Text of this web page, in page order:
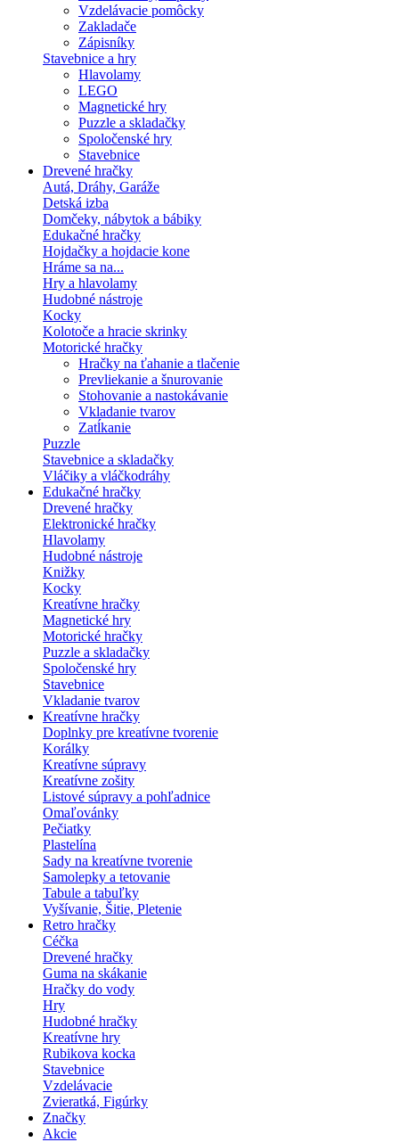
Vzdelávacie pomôcky
Zakladače
Zápisníky
Stavebnice a hry
Hlavolamy
LEGO
Magnetické hry
Puzzle a skladačky
Spoločenské hry
Stavebnice
Drevené hračky
Autá, Dráhy, Garáže
Detská izba
Domčeky, nábytok a bábiky
Edukačné hračky
Hojdačky a hojdacie kone
Hráme sa na...
Hry a hlavolamy
Hudobné nástroje
Kocky
Kolotoče a hracie skrinky
Motorické hračky
Hračky na ťahanie a tlačenie
Prevliekanie a šnurovanie
Stohovanie a nastokávanie
Vkladanie tvarov
Zatĺkanie
Puzzle
Stavebnice a skladačky
Vláčiky a vláčkodráhy
Edukačné hračky
Drevené hračky
Elektronické hračky
Hlavolamy
Hudobné nástroje
Knižky
Kocky
Kreatívne hračky
Magnetické hry
Motorické hračky
Puzzle a skladačky
Spoločenské hry
Stavebnice
Vkladanie tvarov
Kreatívne hračky
Doplnky pre kreatívne tvorenie
Korálky
Kreatívne súpravy
Kreatívne zošity
Listové súpravy a pohľadnice
Omaľovánky
Pečiatky
Plastelína
Sady na kreatívne tvorenie
Samolepky a tetovanie
Tabule a tabuľky
Vyšívanie, Šitie, Pletenie
Retro hračky
Céčka
Drevené hračky
Guma na skákanie
Hračky do vody
Hry
Hudobné hračky
Kreatívne hry
Rubikova kocka
Stavebnice
Vzdelávacie
Zvieratká, Figúrky
Značky
Akcie